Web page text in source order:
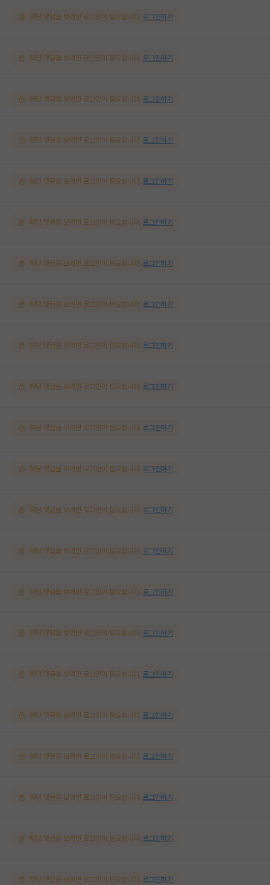
해당 댓글을 보려면 로그인이 필요합니다. 로그인하기
해당 댓글을 보려면 로그인이 필요합니다. 로그인하기
해당 댓글을 보려면 로그인이 필요합니다. 로그인하기
해당 댓글을 보려면 로그인이 필요합니다. 로그인하기
해당 댓글을 보려면 로그인이 필요합니다. 로그인하기
해당 댓글을 보려면 로그인이 필요합니다. 로그인하기
해당 댓글을 보려면 로그인이 필요합니다. 로그인하기
해당 댓글을 보려면 로그인이 필요합니다. 로그인하기
해당 댓글을 보려면 로그인이 필요합니다. 로그인하기
해당 댓글을 보려면 로그인이 필요합니다. 로그인하기
해당 댓글을 보려면 로그인이 필요합니다. 로그인하기
해당 댓글을 보려면 로그인이 필요합니다. 로그인하기
해당 댓글을 보려면 로그인이 필요합니다. 로그인하기
해당 댓글을 보려면 로그인이 필요합니다. 로그인하기
해당 댓글을 보려면 로그인이 필요합니다. 로그인하기
해당 댓글을 보려면 로그인이 필요합니다. 로그인하기
해당 댓글을 보려면 로그인이 필요합니다. 로그인하기
해당 댓글을 보려면 로그인이 필요합니다. 로그인하기
해당 댓글을 보려면 로그인이 필요합니다. 로그인하기
해당 댓글을 보려면 로그인이 필요합니다. 로그인하기
해당 댓글을 보려면 로그인이 필요합니다. 로그인하기
해당 댓글을 보려면 로그인이 필요합니다. 로그인하기